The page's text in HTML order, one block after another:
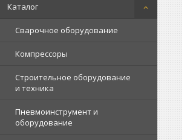
Каталог
Сварочное оборудование
Компрессоры
Строительное оборудование
и техника
Пневмоинструмент и
оборудование